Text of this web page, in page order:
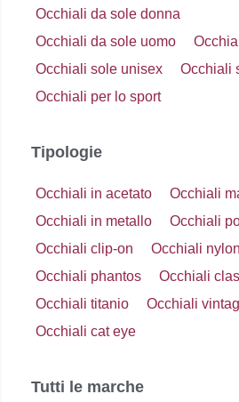
Occhiali da sole donna
Occhiali da sole uomo
Occhiali sole unisex
Occhiali
Occhiali per lo sport
Tipologie
Occhiali in acetato
Occhiali
Occhiali in metallo
Occhiali
Occhiali clip-on
Occhiali nylon
Occhiali phantos
Occhiali
Occhiali titanio
Occhiali
Occhiali cat eye
Tutti le marche